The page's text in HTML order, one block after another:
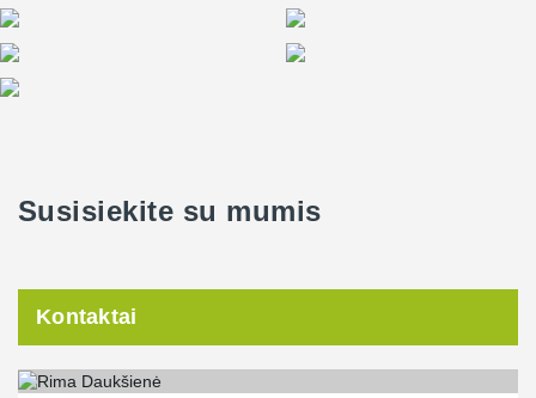
Susisiekite su mumis
Kontaktai